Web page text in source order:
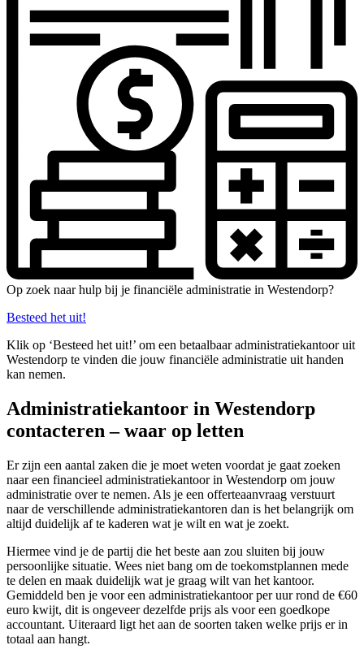
Op zoek naar hulp bij je financiële administratie in Westendorp?
Besteed het uit!
Klik op ‘Besteed het uit!’ om een betaalbaar administratiekantoor uit
Westendorp te vinden die jouw financiële administratie uit handen
kan nemen.
Administratiekantoor in Westendorp
contacteren – waar op letten
Er zijn een aantal zaken die je moet weten voordat je gaat zoeken
naar een financieel administratiekantoor in Westendorp om jouw
administratie over te nemen. Als je een offerteaanvraag verstuurt
naar de verschillende administratiekantoren dan is het belangrijk om
altijd duidelijk af te kaderen wat je wilt en wat je zoekt.
Hiermee vind je de partij die het beste aan zou sluiten bij jouw
persoonlijke situatie. Wees niet bang om de toekomstplannen mede
te delen en maak duidelijk wat je graag wilt van het kantoor.
Gemiddeld ben je voor een administratiekantoor per uur rond de €60
euro kwijt, dit is ongeveer dezelfde prijs als voor een goedkope
accountant. Uiteraard ligt het aan de soorten taken welke prijs er in
totaal aan hangt.